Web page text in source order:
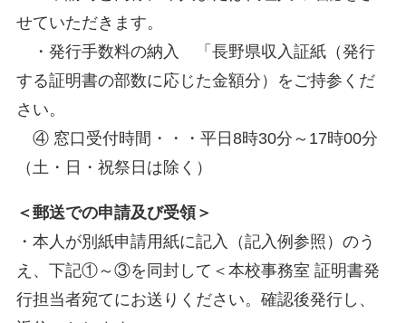
せていただきます。
・発行手数料の納入 「長野県収入証紙（発行
する証明書の部数に応じた金額分）をご持参くだ
さい。
④ 窓口受付時間・・・平日8時30分～17時00分
（土・日・祝祭日は除く）
＜郵送での申請及び受領＞
・本人が別紙申請用紙に記入（記入例参照）のう
え、下記①～③を同封して＜本校事務室 証明書発
行担当者宛てにお送りください。確認後発行し、